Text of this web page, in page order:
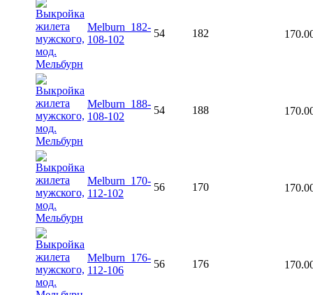
Melburn_182-
108-102
54 182
Melburn_188-
108-102
54 188
Melburn_170-
112-102
56 170
Melburn_176-
112-106
56 176